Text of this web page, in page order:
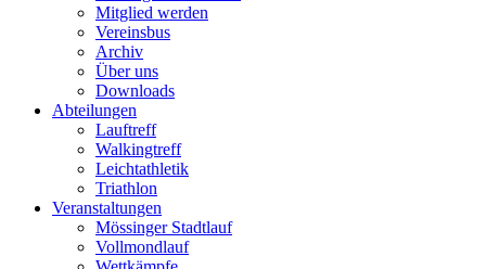
Mitglied werden
Vereinsbus
Archiv
Über uns
Downloads
Abteilungen
Lauftreff
Walkingtreff
Leichtathletik
Triathlon
Veranstaltungen
Mössinger Stadtlauf
Vollmondlauf